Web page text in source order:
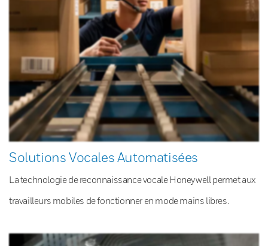
Solutions Vocales Automatisées
La technologie de reconnaissance vocale Honeywell permet aux
travailleurs mobiles de fonctionner en mode mains libres.